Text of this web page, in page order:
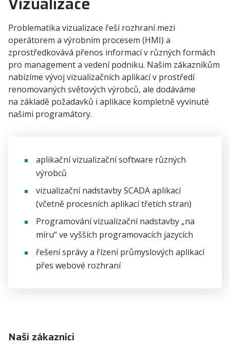
aplikační vizualizační software různých
výrobců
vizualizační nadstavby SCADA aplikací
(včetně procesních aplikací třetích stran)
Programování vizualizační nadstavby „na
míru“ ve vyšších programovacích jazycích
řešení správy a řízení průmyslových aplikací
přes webové rozhraní
Problematika vizualizace řeší rozhraní mezi
operátorem a výrobním procesem (HMI) a
zprostředkovává přenos informací v různých formách
pro management a vedení podniku. Našim zákazníkům
nabízíme vývoj vizualizačních aplikací v prostředí
renomovaných světových výrobců, ale dodáváme
na základě požadavků i aplikace kompletně vyvinuté
našimi programátory.
Naši zákazníci